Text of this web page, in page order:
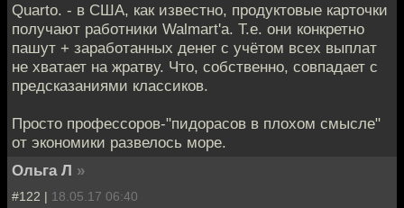
Quarto. - в США, как известно, продуктовые карточки
получают работники Walmart'а. Т.е. они конкретно
пашут + заработанных денег с учётом всех выплат
не хватает на жратву. Что, собственно, совпадает с
предсказаниями классиков.
Просто профессоров-"пидорасов в плохом смысле"
от экономики развелось море.
Ольга Л »
#122 | 18.05.17 06:40